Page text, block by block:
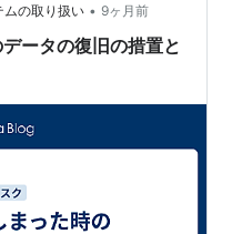
「1（イ…
ムの取り扱い • 9ヶ月前
ータの復旧の措置と